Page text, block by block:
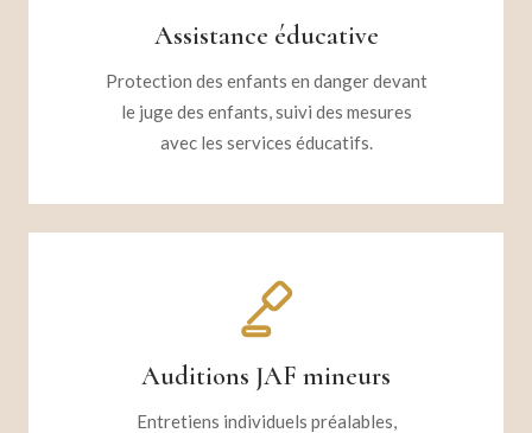
Assistance éducative
Protection des enfants en danger devant
le juge des enfants, suivi des mesures
avec les services éducatifs.
Auditions JAF mineurs
Entretiens individuels préalables,